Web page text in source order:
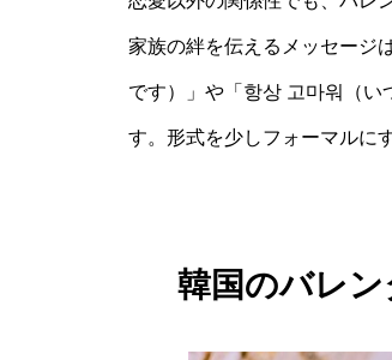
家族の絆を伝えるメッセージ
です）」や「항상 고마워（い
す。形式を少しフォーマルに
韓国のバレ